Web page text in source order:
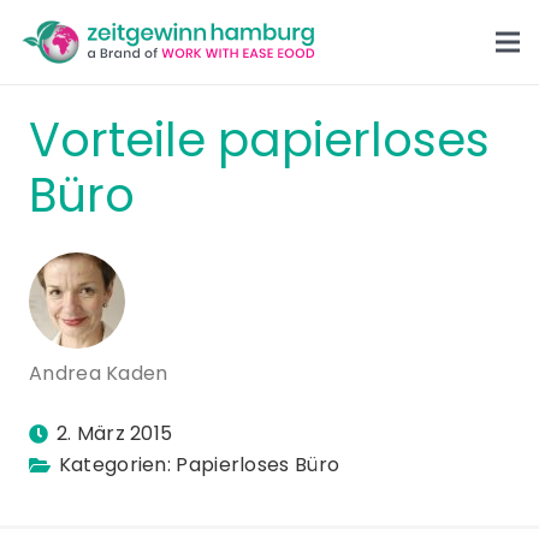
Vorteile papierloses
Büro
Andrea Kaden
2. März 2015
Kategorien: Papierloses Büro